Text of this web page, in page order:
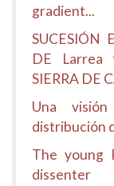
gradient...
SUCESIÓN
DE Larrea
SIERRA DE
Una
distribución
The young
dissenter